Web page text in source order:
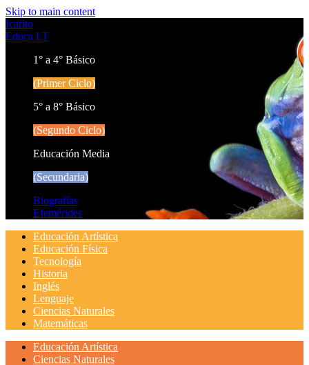
Skip to main content
Icarito
Educa LT
1° a 4° Básico
(Primer Ciclo)
5° a 8° Básico
(Segundo Ciclo)
Educación Media
(Secundaria)
Biografías
Efemérides
Educación Artística
Educación Física
Tecnología
Historia
Inglés
Lenguaje
Ciencias Naturales
Matemáticas
Educación Artística
Ciencias Naturales